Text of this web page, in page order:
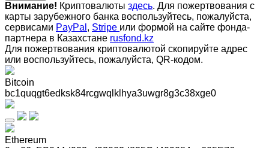
Внимание! Криптовалюты здесь. Для пожертвования с
карты зарубежного банка воспользуйтесь, пожалуйста,
сервисами PayPal , Stripe или формой на сайте фонда-
партнера в Казахстане rusfond.kz
Для пожертвования криптовалютой скопируйте адрес
или воспользуйтесь, пожалуйста, QR-кодом.
Bitcoin
bc1quqgt6edksk84rcgwqlklhya3uwgr8g3c38xge0
Ethereum